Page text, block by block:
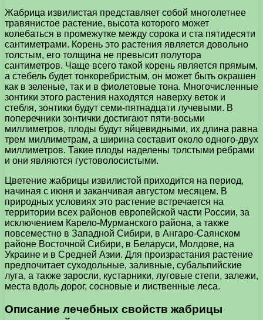
Жабрица извилистая представляет собой многолетнее
травянистое растение, высота которого может
колебаться в промежутке между сорока и ста пятидесяти
сантиметрами. Корень это растения является довольно
толстым, его толщина не превысит полутора
сантиметров. Чаще всего такой корень является прямым,
а стебель будет тонкоребристым, он может быть окрашен
как в зеленые, так и в фиолетовые тона. Многочисленные
зонтики этого растения находятся наверху веток и
стебля, зонтики будут семи-пятнадцати лучевыми. В
поперечники зонтички достигают пяти-восьми
миллиметров, плоды будут яйцевидными, их длина равна
трем миллиметрам, а ширина составит около одного-двух
миллиметров. Такие плоды наделены толстыми ребрами
и они являются густоволосистыми.
Цветение жабрицы извилистой приходится на период,
начиная с июня и заканчивая августом месяцем. В
природных условиях это растение встречается на
территории всех районов европейской части России, за
исключением Карело-Мурманского района, а также
повсеместно в Западной Сибири, в Ангаро-Саянском
районе Восточной Сибири, в Беларуси, Молдове, на
Украине и в Средней Азии. Для произрастания растение
предпочитает суходольные, заливные, субальпийские
луга, а также заросли, кустарники, луговые степи, залежи,
места вдоль дорог, сосновые и лиственные леса.
Описание лечебных свойств жабрицы